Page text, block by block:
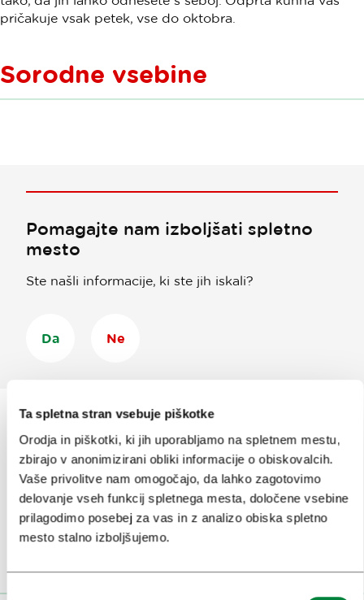
Ta spletna stran vsebuje piškotke
Orodja in piškotki, ki jih uporabljamo na spletnem mestu,
zbirajo v anonimizirani obliki informacije o obiskovalcih.
Vaše privolitve nam omogočajo, da lahko zagotovimo
delovanje vseh funkcij spletnega mesta, določene vsebine
prilagodimo posebej za vas in z analizo obiska spletno
mesto stalno izboljšujemo.
Izbira
pričakuje vsak petek, vse do oktobra.
Sorodne vsebine
Pomagajte nam izboljšati spletno
mesto
Ste našli informacije, ki ste jih iskali?
Da Ne
Prijavi se nae-novice
Ali nam sledi na: